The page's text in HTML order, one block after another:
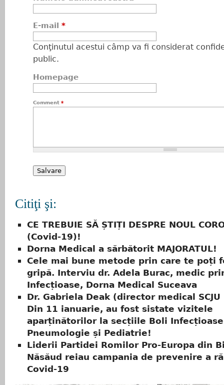
E-mail *
Conţinutul acestui câmp va fi considerat
public.
Homepage
Comment *
Citiţi şi:
CE TREBUIE SĂ ȘTIȚI DESPRE NOUL
(Covid-19)!
Dorna Medical a sărbătorit MAJORATUL!
Cele mai bune metode prin care te poți
gripă. Interviu dr. Adela Burac, medic
Infecțioase, Dorna Medical Suceava
Dr. Gabriela Deak (director medical
Din 11 ianuarie, au fost sistate vizitele
aparținătorilor la secțiile Boli
Pneumologie și Pediatrie!
Liderii Partidei Romilor Pro-Europa din
Năsăud reiau campania de prevenire a
Covid-19